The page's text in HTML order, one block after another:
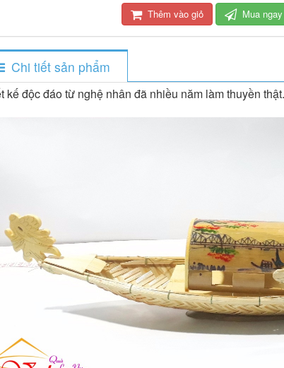
Thêm vào giỏ Mua ngay
Chi tiết sản phẩm
kế độc đáo từ nghệ nhân đã nhiều năm làm thuyền thật.